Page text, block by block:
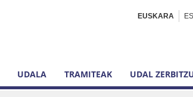
EUSKARA
UDALA TRAMITEAK UDAL